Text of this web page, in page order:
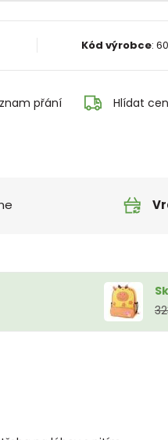
Kód výrobce:
přání Hlídat